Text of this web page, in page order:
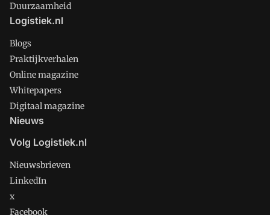
Duurzaamheid
Logistiek.nl
Blogs
Praktijkverhalen
Online magazine
Whitepapers
Digitaal magazine
Nieuws
Volg Logistiek.nl
Nieuwsbrieven
LinkedIn
x
Facebook